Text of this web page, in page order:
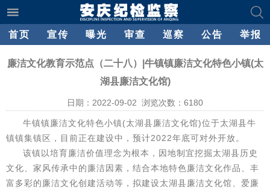
首页 宣传 曝光 审查 巡察 公告 举报
廉洁文化教育示范点（二十八）|牛镇镇廉洁文化特色小镇(太
湖县廉洁文化馆)
日期：2022-09-02 浏览次数： 6180
牛镇镇廉洁文化特色小镇(太湖县廉洁文化馆)位于太湖县牛
镇镇集镇区，目前正在建设中，预计2022年底可对外开放。
该镇以培育廉洁价值理念为根本，因地制宜挖掘太湖县历史
文化、家风传承中的廉洁因素，结合本地特色廉洁文化作品、丰
富多彩的廉洁文化创建活动等，拟建设太湖县廉洁文化馆、爱廉